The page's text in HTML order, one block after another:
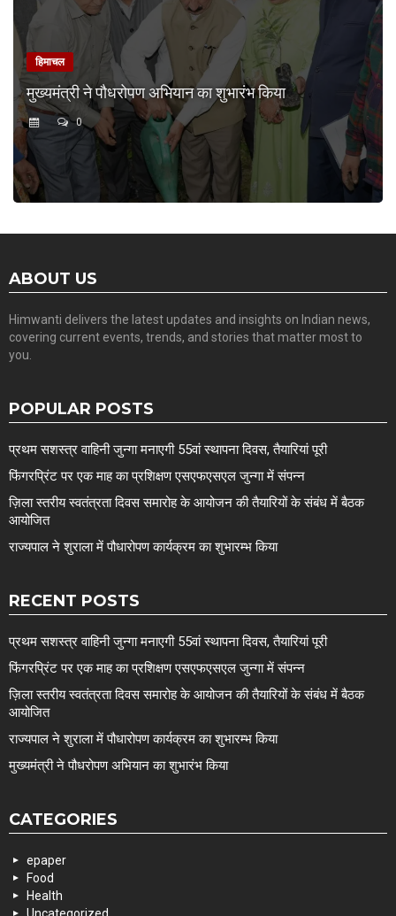
हिमाचल
मुख्यमंत्री ने पौधरोपण अभियान का शुभारंभ किया
0
ABOUT US
Himwanti delivers the latest updates and insights on Indian news,
covering current events, trends, and stories that matter most to
you.
POPULAR POSTS
प्रथम सशस्त्र वाहिनी जुन्गा मनाएगी 55वां स्थापना दिवस, तैयारियां पूरी
फिंगरप्रिंट पर एक माह का प्रशिक्षण एसएफएसएल जुन्गा में संपन्न
ज़िला स्तरीय स्वतंत्रता दिवस समारोह के आयोजन की तैयारियों के संबंध में बैठक
आयोजित
राज्यपाल ने शुराला में पौधारोपण कार्यक्रम का शुभारम्भ किया
RECENT POSTS
प्रथम सशस्त्र वाहिनी जुन्गा मनाएगी 55वां स्थापना दिवस, तैयारियां पूरी
फिंगरप्रिंट पर एक माह का प्रशिक्षण एसएफएसएल जुन्गा में संपन्न
ज़िला स्तरीय स्वतंत्रता दिवस समारोह के आयोजन की तैयारियों के संबंध में बैठक
आयोजित
राज्यपाल ने शुराला में पौधारोपण कार्यक्रम का शुभारम्भ किया
मुख्यमंत्री ने पौधरोपण अभियान का शुभारंभ किया
CATEGORIES
epaper
Food
Health